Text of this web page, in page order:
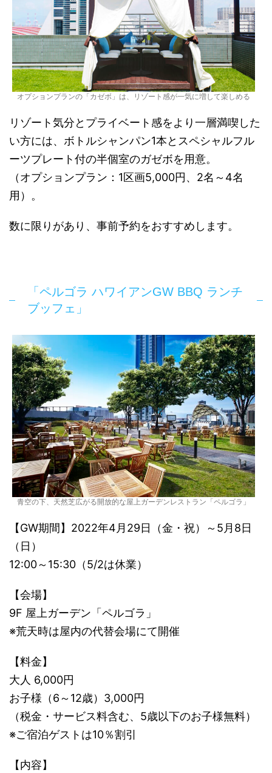
オプションプランの「カゼボ」は、リゾート感が一気に増して楽しめる
リゾート気分とプライベート感をより一層満喫した
い方には、ボトルシャンパン1本とスペシャルフル
ーツプレート付の半個室のガゼボを用意。
（オプションプラン：1区画5,000円、2名～4名
用）。
数に限りがあり、事前予約をおすすめします。
「ペルゴラ ハワイアンGW BBQ ランチ
ブッフェ」
青空の下、天然芝広がる開放的な屋上ガーデンレストラン「ペルゴラ」
【GW期間】2022年4月29日（金・祝）～5月8日
（日）
12:00～15:30（5/2は休業）
【会場】
9F 屋上ガーデン「ペルゴラ」
※荒天時は屋内の代替会場にて開催
【料金】
大人 6,000円
お子様（6～12歳）3,000円
（税金・サービス料含む、5歳以下のお子様無料）
※ご宿泊ゲストは10％割引
【内容】